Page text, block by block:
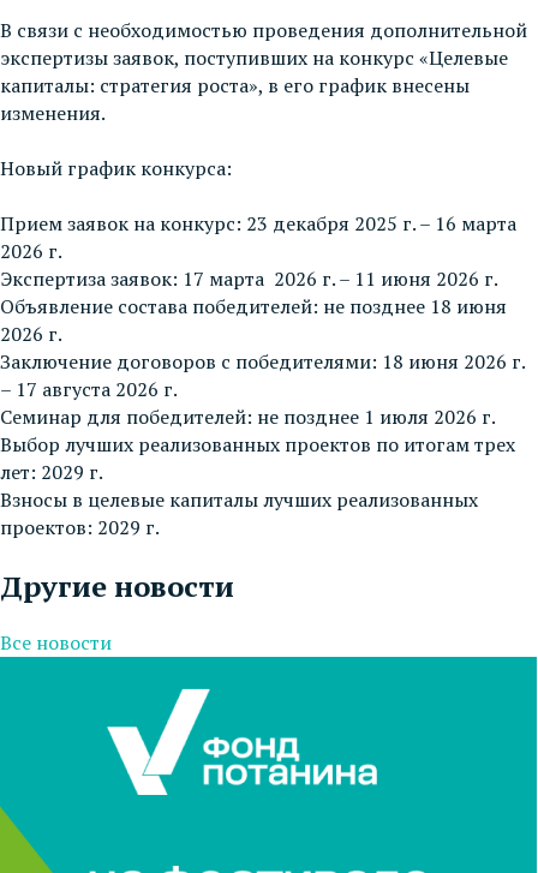
В связи с необходимостью проведения дополнительной
экспертизы заявок, поступивших на конкурс «Целевые
капиталы: стратегия роста», в его график внесены
изменения.
Новый график конкурса:
Прием заявок на конкурс: 23 декабря 2025 г. – 16 марта
2026 г.
Экспертиза заявок: 17 марта 2026 г. – 11 июня 2026 г.
Объявление состава победителей: не позднее 18 июня
2026 г.
Заключение договоров с победителями: 18 июня 2026 г.
– 17 августа 2026 г.
Семинар для победителей: не позднее 1 июля 2026 г.
Выбор лучших реализованных проектов по итогам трех
лет: 2029 г.
Взносы в целевые капиталы лучших реализованных
проектов: 2029 г.
Другие новости
Все новости